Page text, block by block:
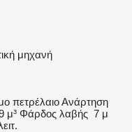
μηχανή
πετρέλαιοΑνάρτηση
μ³ Φάρδος λαβής 7 μ